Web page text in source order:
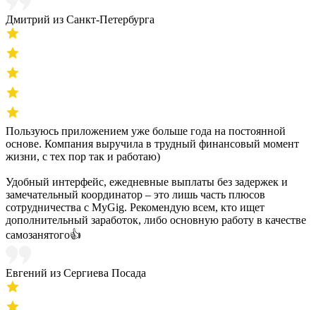
Дмитрий из Санкт-Петербурга
Пользуюсь приложением уже больше года на постоянной
основе. Компания выручила в трудный финансовый момент
жизни, с тех пор так и работаю)
Удобный интерфейс, ежедневные выплаты без задержек и
замечательный координатор – это лишь часть плюсов
сотрудничества с MyGig. Рекомендую всем, кто ищет
дополнительный заработок, либо основную работу в качестве
самозанятого👍
Евгений из Сергиева Посада